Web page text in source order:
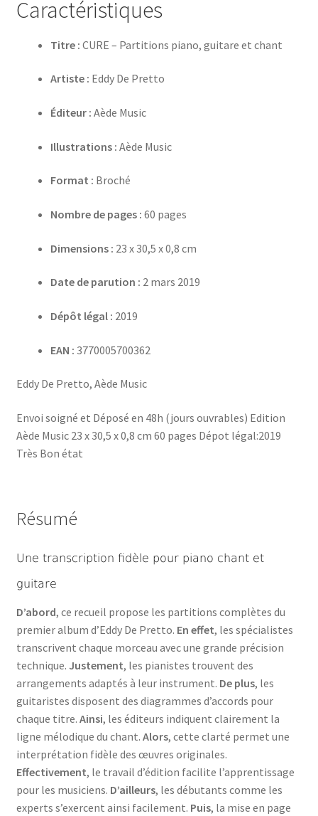
Caractéristiques
Titre : CURE – Partitions piano, guitare et chant
Artiste : Eddy De Pretto
Éditeur : Aède Music
Illustrations : Aède Music
Format : Broché
Nombre de pages : 60 pages
Dimensions : 23 x 30,5 x 0,8 cm
Date de parution : 2 mars 2019
Dépôt légal : 2019
EAN : 3770005700362
Eddy De Pretto, Aède Music
Envoi soigné et Déposé en 48h (jours ouvrables) Edition
Aède Music 23 x 30,5 x 0,8 cm 60 pages Dépot légal:2019
Très Bon état
Résumé
Une transcription fidèle pour piano chant et
guitare
D’abord, ce recueil propose les partitions complètes du
premier album d’Eddy De Pretto. En effet, les spécialistes
transcrivent chaque morceau avec une grande précision
technique. Justement, les pianistes trouvent des
arrangements adaptés à leur instrument. De plus, les
guitaristes disposent des diagrammes d’accords pour
chaque titre. Ainsi, les éditeurs indiquent clairement la
ligne mélodique du chant. Alors, cette clarté permet une
interprétation fidèle des œuvres originales.
Effectivement, le travail d’édition facilite l’apprentissage
pour les musiciens. D’ailleurs, les débutants comme les
experts s’exercent ainsi facilement. Puis, la mise en page